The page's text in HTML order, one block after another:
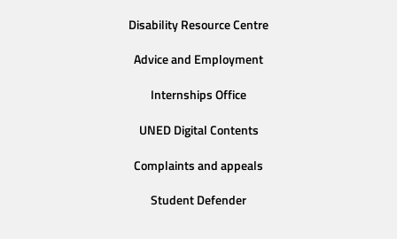
Disability Resource Centre
Advice and Employment
Internships Office
UNED Digital Contents
Complaints and appeals
Student Defender